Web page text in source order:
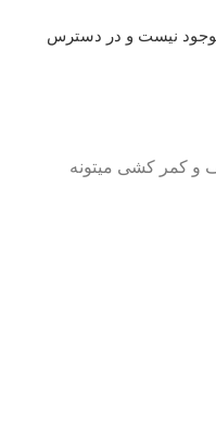
نیست و در دسترس
و کمر کشی میتونه